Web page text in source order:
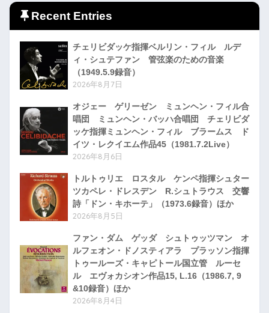
Recent Entries
チェリビダッケ指揮ベルリン・フィル ルデ
ィ・シュテファン 管弦楽のための音楽
（1949.5.9録音）
2026年8月7日
オジェー ゲリーゼン ミュンヘン・フィル合
唱団 ミュンヘン・バッハ合唱団 チェリビダ
ッケ指揮ミュンヘン・フィル ブラームス ド
イツ・レクイエム作品45（1981.7.2Live）
2026年8月6日
トルトゥリエ ロスタル ケンペ指揮シュター
ツカペレ・ドレスデン R.シュトラウス 交響
詩「ドン・キホーテ」（1973.6録音）ほか
2026年8月5日
ファン・ダム ゲッダ シュトゥッツマン オ
ルフェオン・ドノスティアラ プラッソン指揮
トゥールーズ・キャピトール国立管 ルーセ
ル エヴォカシオン作品15, L.16（1986.7, 9
&10録音）ほか
2026年8月4日